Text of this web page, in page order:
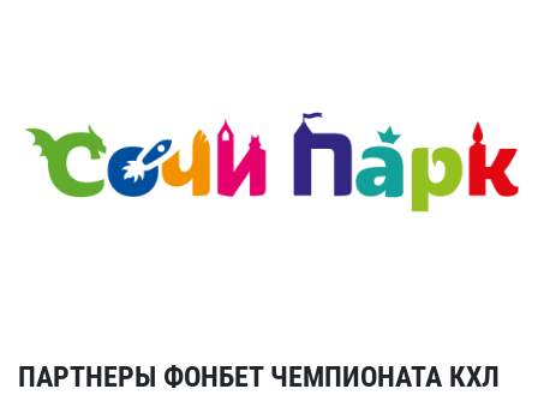
ПАРТНЕРЫ ФОНБЕТ ЧЕМПИОНАТА КХЛ